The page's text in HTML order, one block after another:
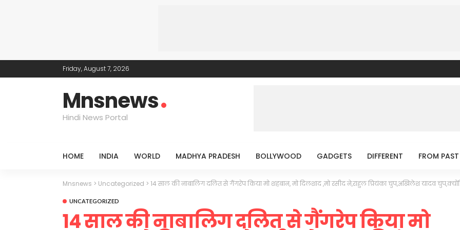
Friday, August 7, 2026
Mnsnews
Hindi News Portal
HOME INDIA WORLD MADHYA PRADESH BOLLYWOOD GADGETS DIFFERENT FROM PAST
Mnsnews > Uncategorized > 14 साल की नाबालिग दलित से गैंगरेप किया मो शहबान, मो दिलशाद ,मो रसीद ने,राहुल प्रियंका चुप,अखिलेश यादव
UNCATEGORIZED
14 साल की नाबालिग दलित से गैंगरेप किया मो